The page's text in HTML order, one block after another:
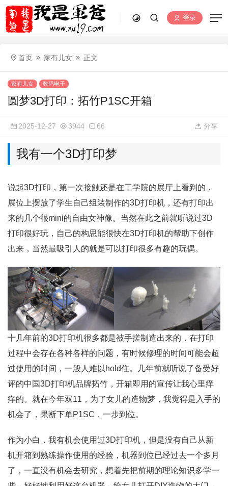
登录
首页 家有儿女 正文
家有儿女 数码电子
圆梦3D打印：拓竹P1SC开箱
2025-12-27 3944 66 分享
我有一个3D打印梦
说起3D打印，第一次接触还是在工学院的展厅上看到的，
展位上摆放了学生自己组装制作的3D打印机，还有打印出
来的几个很mini的自由女神像。当然在此之前就听说过3D
打印很好玩，自己的构思能很快在3D打印机的帮助下创作
出来，当然最吸引人的就是可以打印很多有趣的玩偶。
十几年前的3D打印机很多都是被手搓制造出来的，在打印
过程中会存在各种各样的问题，有时候修理的时间可能会超
过使用的时间，一般人难以hold住。几年前就听说了备受好
评的中国3D打印机品牌拓竹，开箱即用的宣传让我心里痒
痒的。就在今年双11，为了女儿的造物梦，我觉得是入手的
机会了，果断下单P1SC，一步到位。
作为小白，我有机会使用过3D打印机，但是没有自己从新
机开箱到熟练操作使用的经验，机器到位已经过去一个多月
了，一直没有机会去研究，想着先把前期的理论知识多学一